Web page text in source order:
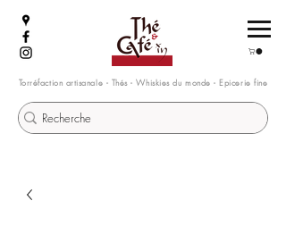
Torréfaction artisanale - Thés - Whiskies du monde - Epicerie fine